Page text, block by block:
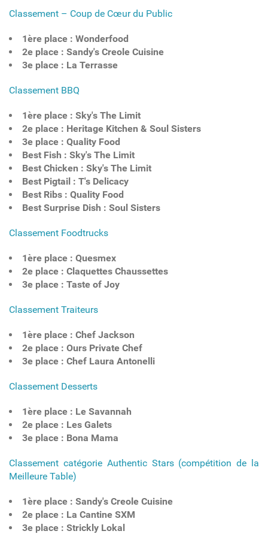
Classement – Coup de Cœur du Public
1ère place : Wonderfood
2e place : Sandy's Creole Cuisine
3e place : La Terrasse
Classement BBQ
1ère place : Sky's The Limit
2e place : Heritage Kitchen & Soul Sisters
3e place : Quality Food
Best Fish : Sky's The Limit
Best Chicken : Sky's The Limit
Best Pigtail : T's Delicacy
Best Ribs : Quality Food
Best Surprise Dish : Soul Sisters
Classement Foodtrucks
1ère place : Quesmex
2e place : Claquettes Chaussettes
3e place : Taste of Joy
Classement Traiteurs
1ère place : Chef Jackson
2e place : Ours Private Chef
3e place : Chef Laura Antonelli
Classement Desserts
1ère place : Le Savannah
2e place : Les Galets
3e place : Bona Mama
Classement catégorie Authentic Stars (compétition de la
Meilleure Table)
1ère place : Sandy's Creole Cuisine
2e place : La Cantine SXM
3e place : Strickly Lokal